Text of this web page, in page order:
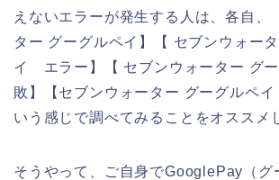
えないエラーが発生する人は、各自、
ター グーグルペイ】【 セブンウォー
イ エラー】【 セブンウォーター グ
敗】【セブンウォーター グーグルペ
いう感じで調べてみることをオススメ
そうやって、ご自身でGooglePay（グ